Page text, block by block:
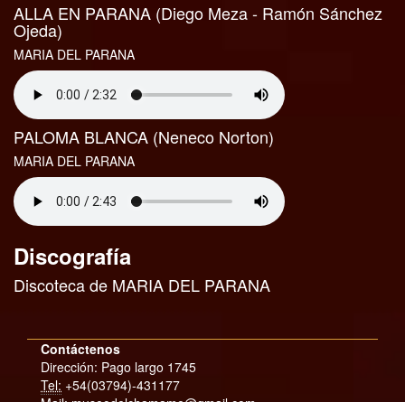
ALLA EN PARANA (Diego Meza - Ramón Sánchez
Ojeda)
MARIA DEL PARANA
PALOMA BLANCA (Neneco Norton)
MARIA DEL PARANA
Discografía
Discoteca de MARIA DEL PARANA
Contáctenos
Dirección: Pago largo 1745
Tel: +54(03794)-431177